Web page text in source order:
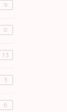
9
8
13
3
6